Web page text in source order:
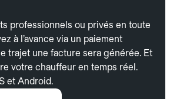
professionnels ou privés en toute
à l’avance via un paiement
trajet une facture sera générée. Et
votre chauffeur en temps réel.
et Android.